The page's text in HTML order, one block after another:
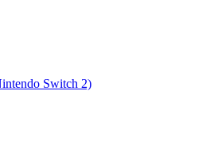
Switch 2)